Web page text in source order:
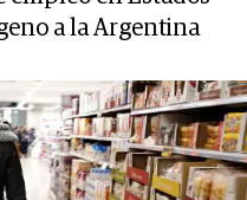
a la Argentina